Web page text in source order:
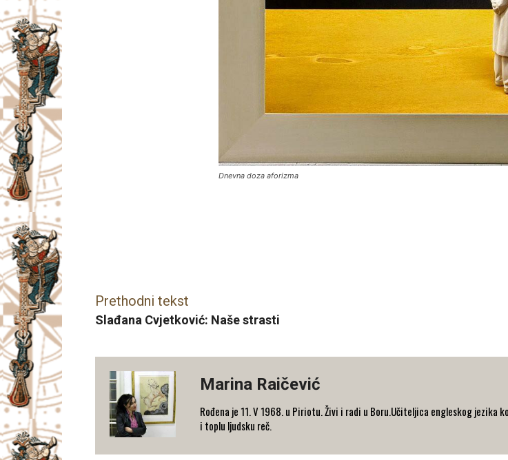
Dnevna doza aforizma
Prethodni tekst
Slađana Cvjetković: Naše strasti
Marina Raičević
Rođena je 11. V 1968. u Piriotu. Živi i radi u Boru.Učiteljica engleskog jezika
i toplu ljudsku reč.